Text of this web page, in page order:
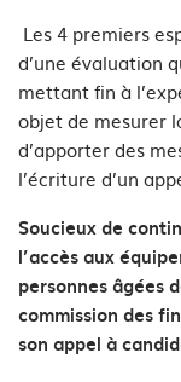
Les 4 premiers
d’une évaluation
mettant fin à
objet de mesurer
d’apporter des
l’écriture d’un
Soucieux de
l’accès aux
personnes âgées
commission des
son appel à